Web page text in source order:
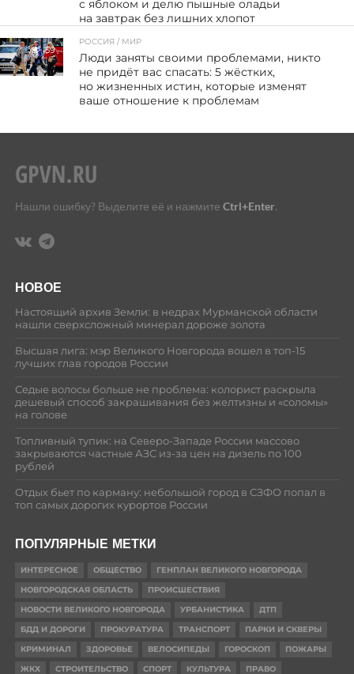
с яблоком и делю пышные оладьи
на завтрак без лишних хлопот
59
РОССИЯ / МИР
Люди заняты своими проблемами, никто
не придёт вас спасать: 5 жёстких,
но жизненных истин, которые изменят
ваше отношение к проблемам
Нашли ошибку? Выделите её и нажмите Ctrl+Enter.
НОВОЕ
Настоящий архив Земли: в недрах Мурманской области
нашли сверхсложный минерал дороже золота
Высшая лига: мэр Великого Новгорода вошел в топ-15
лучших глав городов России
Седые волосы больше не проблема: колорист раскрыла
дешевый способ закрашивания без желтизны и «соломы»
на голове
Топливный тупик: на Северо-Западе России массово
закрываются частные АЗС из-за цен на дизель по 100
рублей
Отдых бьет по карману: небольшой город в СЗФО попал в
топ самых дорогих курортов России
ПОПУЛЯРНЫЕ МЕТКИ
ИНТЕРЕСНОЕ ОБЩЕСТВО
ГЕНПЛАН ВЕЛИКОГО НОВГОРОДА
НОВГОРОДСКАЯ ОБЛАСТЬ
ПРОИСШЕСТВИЯ
НОВОСТИ ВЕЛИКОГО НОВГОРОДА
УРБАНИСТИКА
ДТП
БДД И ДОРОГИ
ПРОКУРАТУРА ТРАНСПОРТ
ПАРКИ И СКВЕРЫ
КРИМИНАЛ
ЗДОРОВЬЕ ВЕЛОСИПЕДЫ ГОРОСКОП
ПОЖАРЫ
ЖКХ
СТРОИТЕЛЬСТВО СПОРТ КУЛЬТУРА ПРАВО